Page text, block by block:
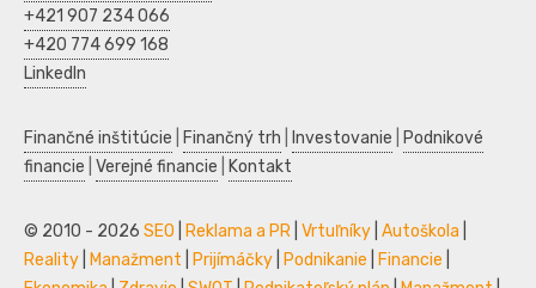
+421 907 234 066
+420 774 699 168
LinkedIn
Finančné inštitúcie Finančný trh Investovanie
Podnikové
financie Verejné financie Kontakt
© 2010 - 2026 SEO Reklama a PR Vrtuľníky Autoškola
Reality
Manažment Prijímáčky Podnikanie Financie